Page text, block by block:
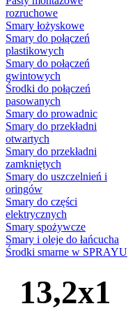
rozruchowe
Smary łożyskowe
Smary do połączeń
plastikowych
Smary do połączeń
gwintowych
Środki do połączeń
pasowanych
Smary do prowadnic
Smary do przekładni
otwartych
Smary do przekładni
zamkniętych
Smary do uszczelnień i
oringów
Smary do części
elektrycznych
Smary spożywcze
Smary i oleje do łańcucha
Środki smarne w SPRAYU
13,2x1